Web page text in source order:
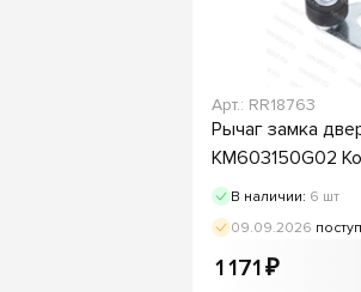
Арт.: RR18763
Рычаг замка
KM603150G02
В наличии: 6 шт
09.09.2026
1 171 ₽